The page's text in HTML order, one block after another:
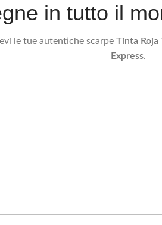
in tutto il
le tue autentiche scarpe Tinta Roja
Express.